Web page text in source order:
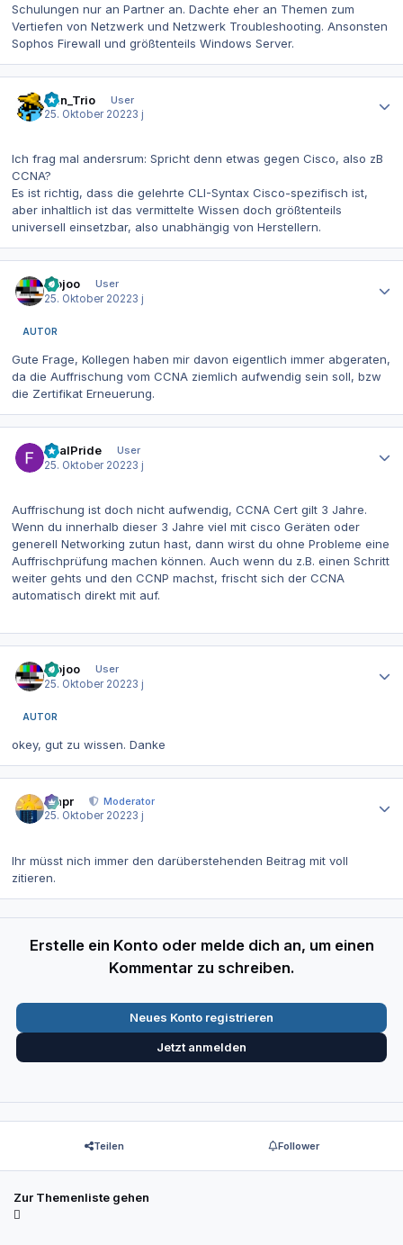
Schulungen nur an Partner an. Dachte eher an Themen zum
Vertiefen von Netzwerk und Netzwerk Troubleshooting. Ansonsten
Sophos Firewall und größtenteils Windows Server.
Han_Trio
User
25. Oktober 20223 j
Ich frag mal andersrum: Spricht denn etwas gegen Cisco, also zB
CCNA?
Es ist richtig, dass die gelehrte CLI-Syntax Cisco-spezifisch ist,
aber inhaltlich ist das vermittelte Wissen doch größtenteils
universell einsetzbar, also unabhängig von Herstellern.
mojoo
User
25. Oktober 20223 j
AUTOR
Gute Frage, Kollegen haben mir davon eigentlich immer abgeraten,
da die Auffrischung vom CCNA ziemlich aufwendig sein soll, bzw
die Zertifikat Erneuerung.
RealPride
User
25. Oktober 20223 j
Auffrischung ist doch nicht aufwendig, CCNA Cert gilt 3 Jahre.
Wenn du innerhalb dieser 3 Jahre viel mit cisco Geräten oder
generell Networking zutun hast, dann wirst du ohne Probleme eine
Auffrischprüfung machen können. Auch wenn du z.B. einen Schritt
weiter gehts und den CCNP machst, frischt sich der CCNA
automatisch direkt mit auf.
mojoo
User
25. Oktober 20223 j
AUTOR
okey, gut zu wissen. Danke
mapr
Moderator
25. Oktober 20223 j
Ihr müsst nich immer den darüberstehenden Beitrag mit voll
zitieren.
Erstelle ein Konto oder melde dich an, um einen
Kommentar zu schreiben.
Neues Konto registrieren
Jetzt anmelden
Teilen Follower
Zur Themenliste gehen